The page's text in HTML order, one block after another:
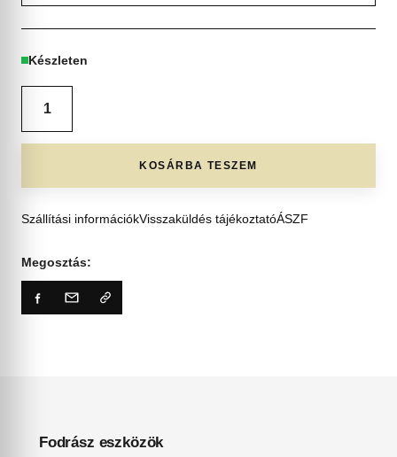
Készleten
KOSÁRBA TESZEM
Szállítási információkVisszaküldés tájékoztatóÁSZF
Megosztás:
Fodrász eszközök